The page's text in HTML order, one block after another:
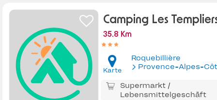
Camping Les
35.8 Km
Karte
Roquebillière
Provence-Alpes-Côte
Supermarkt /
Lebensmittelgeschäft